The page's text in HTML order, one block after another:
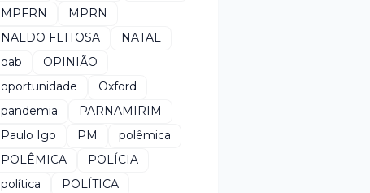
MPFRN
MPRN
NALDO FEITOSA
NATAL
oab
OPINIÃO
oportunidade
Oxford
pandemia
PARNAMIRIM
Paulo Igo
PM
polêmica
POLÊMICA
POLÍCIA
política
POLÍTICA